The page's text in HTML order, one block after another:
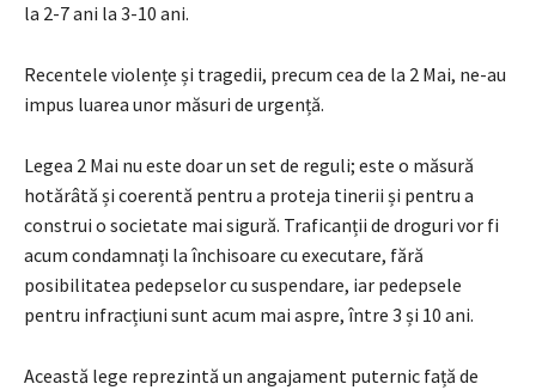
la 2-7 ani la 3-10 ani.
Recentele violențe și tragedii, precum cea de la 2 Mai, ne-au
impus luarea unor măsuri de urgență.
Legea 2 Mai nu este doar un set de reguli; este o măsură
hotărâtă și coerentă pentru a proteja tinerii și pentru a
construi o societate mai sigură. Traficanții de droguri vor fi
acum condamnați la închisoare cu executare, fără
posibilitatea pedepselor cu suspendare, iar pedepsele
pentru infracțiuni sunt acum mai aspre, între 3 și 10 ani.
Această lege reprezintă un angajament puternic față de